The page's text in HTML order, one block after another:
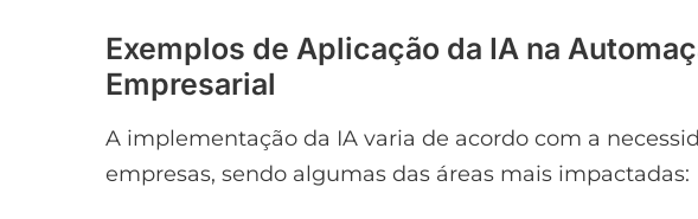
Exemplos de Aplicação da IA na
Empresarial
A implementação da IA varia de acordo com a
empresas, sendo algumas das áreas mais impactadas: